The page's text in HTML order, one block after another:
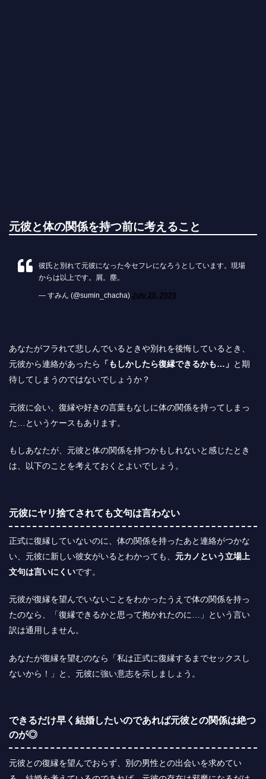
元彼と体の関係を持つ前に考えること
彼氏と別れて元彼になった今セフレになろうとしています。現場
からは以上です。屑。塵。
— すみん (@sumin_chacha) July 20, 2020
あなたがフラれて悲しんでいるときや別れを後悔しているとき、
元彼から連絡があったら
「もしかしたら復縁できるかも…」 と期
待してしまうのではないでしょうか？
元彼に会い、復縁や好きの言葉もなしに体の関係を持ってしまっ
た…というケースもあります。
もしあなたが、元彼と体の関係を持つかもしれないと感じたとき
は、以下のことを考えておくとよいでしょう。
元彼にヤリ捨てされても文句は言わない
正式に復縁していないのに、体の関係を持ったあと連絡がつかな
い、元彼に新しい彼女がいるとわかっても、 元カノという立場上
文句は言いにくいです。
元彼が復縁を望んでいないことをわかったうえで体の関係を持っ
たのなら、
「復縁できるかと思って抱かれたのに…」という言い
訳は通用しません。
あなたが復縁を望むのなら「私は正式に復縁するまでセックスし
ないから！」と、元彼に強い意志を示しましょう。
できるだけ早く結婚したいのであれば元彼との関係は絶つ
のが◎
元彼との復縁を望んでおらず、別の男性との出会いを求めてい